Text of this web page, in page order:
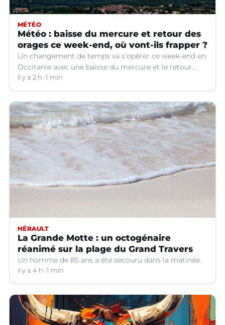
MÉTÉO
Météo : baisse du mercure et retour des
orages ce week-end, où vont-ils frapper ?
Un changement de temps va s'opérer ce week-end en
Occitanie avec une baisse du mercure et le retour
d'orages dans certains départements.
il y a 2 h 1 min
HÉRAULT
La Grande Motte : un octogénaire
réanimé sur la plage du Grand Travers
Un homme de 85 ans a été secouru dans la matinée.
il y a 4 h 1 min